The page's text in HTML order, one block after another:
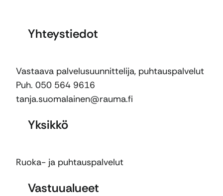
Yhteystiedot
Vastaava palvelusuunnittelija, puhtauspalvelut
Puh. 050 564 9616
tanja.suomalainen@rauma.fi
Yksikkö
Ruoka- ja puhtauspalvelut
Vastuualueet